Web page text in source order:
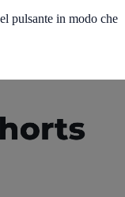
pulsante in modo che